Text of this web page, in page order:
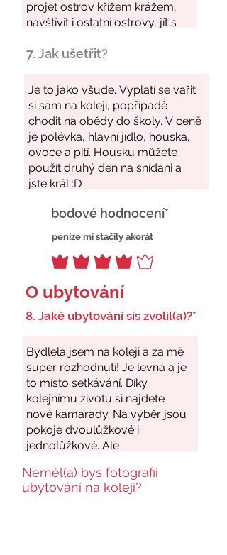
7. Jak ušetřit?
bodové hodnocení*
peníze mi stačily akorát
O ubytování
8. Jaké ubytování sis zvolil(a)?*
Neměl(a) bys fotografii
ubytování na koleji?